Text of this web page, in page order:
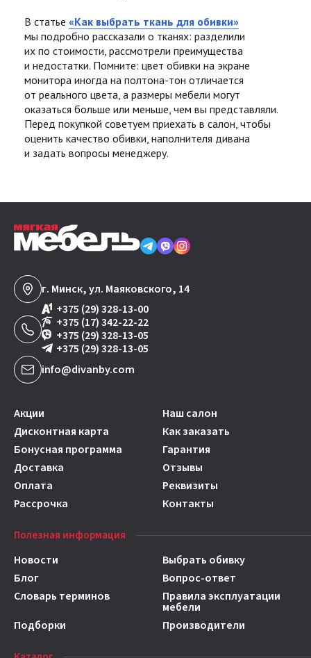
В статье «Как выбрать ткань для обивки»
мы подробно рассказали о тканях: разделили
их по стоимости, рассмотрели преимущества
и недостатки. Помните: цвет обивки на экране
монитора иногда на полтона-тон отличается
от реального цвета, а размеры мебели могут
оказаться больше или меньше, чем вы представляли.
Перед покупкой советуем приехать в салон, чтобы
оценить качество обивки, наполнителя дивана
и задать вопросы менеджеру.
г. Минск, ул. Маяковского, 14
+375 (29) 328-13-00
+375 (17) 342-22-22
+375 (29) 328-13-05
+375 (29) 328-13-05
info@divanby.com
Акции
Наш салон
Дисконтная карта
Как заказать
Бонусная программа
Гарантия
Доставка
Отзывы
Оплата
Реквизиты
Рассрочка
Контакты
Полезная информация
Новости
Выбрать обивку
Блог
Вопрос-ответ
Словарь терминов
Правила эксплуатации
мебели
Подборки
Производители